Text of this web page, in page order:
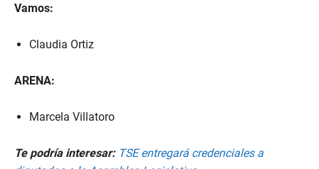
Vamos:
Claudia Ortiz
ARENA:
Marcela Villatoro
Te podría interesar: TSE entregará credenciales a